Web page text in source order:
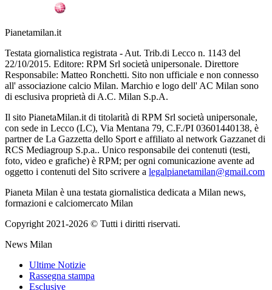
Pianetamilan.it
Testata giornalistica registrata - Aut. Trib.di Lecco n. 1143 del
22/10/2015. Editore: RPM Srl società unipersonale. Direttore
Responsabile: Matteo Ronchetti. Sito non ufficiale e non connesso
all' associazione calcio Milan. Marchio e logo dell' AC Milan sono
di esclusiva proprietà di A.C. Milan S.p.A.
Il sito PianetaMilan.it di titolarità di RPM Srl società unipersonale,
con sede in Lecco (LC), Via Mentana 79, C.F./PI 03601440138, è
partner de La Gazzetta dello Sport e affiliato al network Gazzanet di
RCS Mediagroup S.p.a.. Unico responsabile dei contenuti (testi,
foto, video e grafiche) è RPM; per ogni comunicazione avente ad
oggetto i contenuti del Sito scrivere a legalpianetamilan@gmail.com
Pianeta Milan è una testata giornalistica dedicata a Milan news,
formazioni e calciomercato Milan
Copyright 2021-2026 © Tutti i diritti riservati.
News Milan
Ultime Notizie
Rassegna stampa
Esclusive